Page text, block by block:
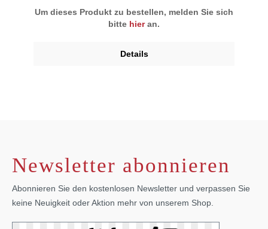
Um dieses Produkt zu bestellen, melden Sie sich
bitte hieran.
Details
Newsletter abonnieren
Abonnieren Sie den kostenlosen Newsletter und verpassen Sie
keine Neuigkeit oder Aktion mehr von unserem Shop.